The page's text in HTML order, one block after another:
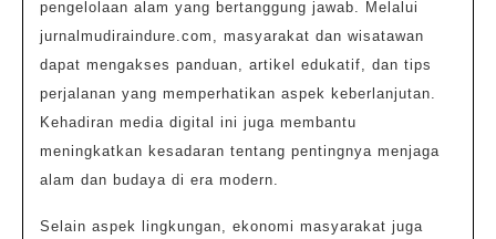
pengelolaan alam yang bertanggung jawab. Melalui
jurnalmudiraindure.com, masyarakat dan wisatawan
dapat mengakses panduan, artikel edukatif, dan tips
perjalanan yang memperhatikan aspek keberlanjutan.
Kehadiran media digital ini juga membantu
meningkatkan kesadaran tentang pentingnya menjaga
alam dan budaya di era modern.
Selain aspek lingkungan, ekonomi masyarakat juga